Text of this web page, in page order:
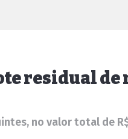
residual
no valor total de